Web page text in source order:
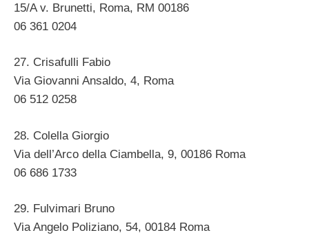
15/A v. Brunetti, Roma, RM 00186 ‎
06 361 0204
27. Crisafulli Fabio
Via Giovanni Ansaldo, 4, Roma ‎
06 512 0258 ‎
28. Colella Giorgio
Via dell’Arco della Ciambella, 9, 00186 Roma ‎
06 686 1733 ‎
29. Fulvimari Bruno
Via Angelo Poliziano, 54, 00184 Roma ‎